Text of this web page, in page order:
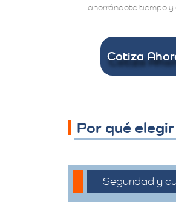
ahorrándote tiempo y
Cotiza
Por qué
Seguridad y